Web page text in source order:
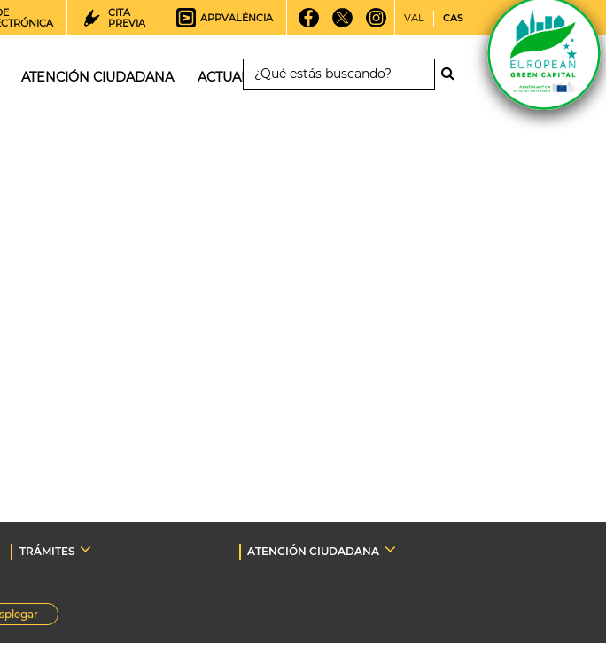
CITA
PREVIA
APPVALÈNCIA VAL CAS
ATENCIÓN CIUDADANA ACTUALIDAD
TRÁMITES
ATENCIÓN CIUDADANA